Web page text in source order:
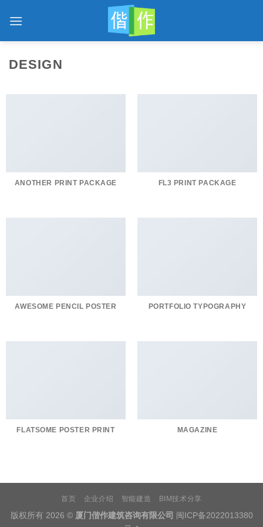
DESIGN
ANOTHER PRINT PACKAGE FL3 PRINT PACKAGE
AWESOME PENCIL POSTER PORTFOLIO TYPOGRAPHY
FLATSOME POSTER PRINT MAGAZINE
首页 企业介绍 智能建造 BIM技术分享
版权所有 2026 © 厦门偕作建筑咨询有限公司 闽ICP备2022013380